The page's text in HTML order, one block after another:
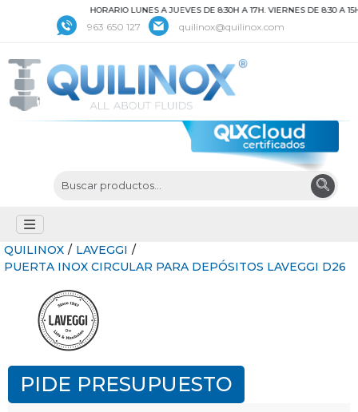
HORARIO LUNES A JUEVES DE 8:30H A 17H. VIERNES DE 8:30 A
963 650 127 quilinox@quilinox.com
QUILINOX / LAVEGGI /
PUERTA INOX CIRCULAR PARA DEPÓSITOS LAVEGGI D26
PIDE PRESUPUESTO